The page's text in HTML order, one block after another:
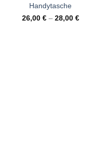
Handytasche
26,00 €– 28,00 €